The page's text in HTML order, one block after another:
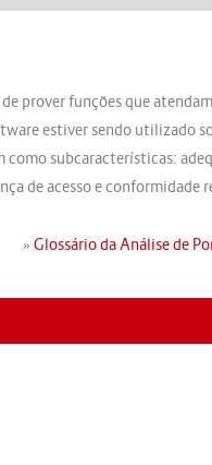
prover funções que
estiver sendo utilizado
como subcaracterísticas:
de acesso e conformidade
» Glossário da Análise de